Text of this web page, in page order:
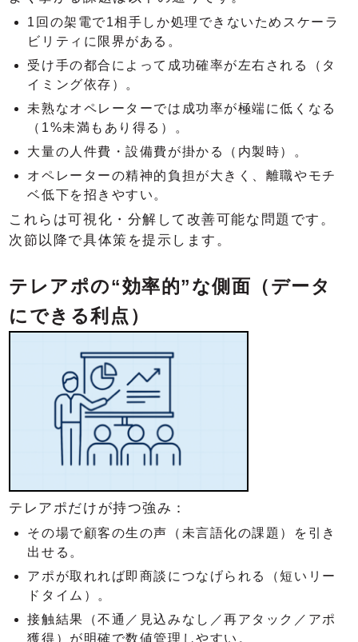
1回の架電で1相手しか処理できないためスケーラ
ビリティに限界がある。
受け手の都合によって成功確率が左右される（タ
イミング依存）。
未熟なオペレーターでは成功率が極端に低くなる
（1%未満もあり得る）。
大量の人件費・設備費が掛かる（内製時）。
オペレーターの精神的負担が大きく、離職やモチ
ベ低下を招きやすい。
これらは可視化・分解して改善可能な問題です。
次節以降で具体策を提示します。
テレアポの“効率的”な側面（データ
にできる利点）
テレアポだけが持つ強み：
その場で顧客の生の声（未言語化の課題）を引き
出せる。
アポが取れれば即商談につなげられる（短いリー
ドタイム）。
接触結果（不通／見込みなし／再アタック／アポ
獲得）が明確で数値管理しやすい。